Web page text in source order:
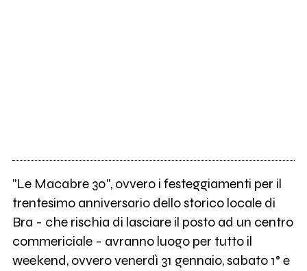
"Le Macabre 30", ovvero i festeggiamenti per il
trentesimo anniversario dello storico locale di
Bra - che rischia di lasciare il posto ad un centro
commericiale - avranno luogo per tutto il
weekend, ovvero venerdì 31 gennaio, sabato 1° e